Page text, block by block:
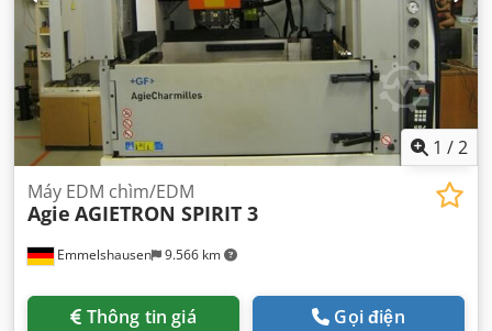
1 /2
Emmelshausen 9.566 km
Máy EDM chìm/EDM
Agie AGIETRON SPIRIT 3
Thông tin giá Gọi điện